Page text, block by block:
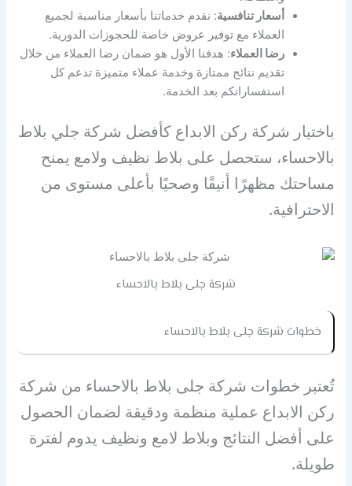
أسعار تنافسية: نقدم خدماتنا بأسعار مناسبة لجميع
العملاء مع توفير عروض خاصة للحجوزات الدورية.
رضا العملاء: هدفنا الأول هو ضمان رضا العملاء من خلال
تقديم نتائج ممتازة وخدمة عملاء متميزة تدعم كل
استفساراتكم بعد الخدمة.
باختيار شركة ركن الابداع كأفضل شركة جلي بلاط
بالاحساء، ستحصل على بلاط نظيف ولامع يمنح
مساحتك مظهرًا أنيقًا وصحيًا بأعلى مستوى من
الاحترافية.
شركة جلى بلاط بالاحساء
خطوات شركة جلى بلاط بالاحساء
تُعتبر خطوات شركة جلى بلاط بالاحساء من شركة
ركن الابداع عملية منظمة ودقيقة لضمان الحصول
على أفضل النتائج وبلاط لامع ونظيف يدوم لفترة
طويلة.